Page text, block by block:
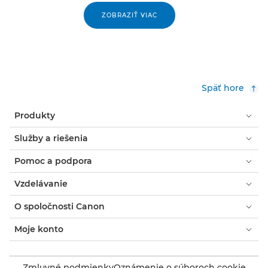
ZOBRAZIŤ VIAC
Späť hore
Produkty
Služby a riešenia
Pomoc a podpora
Vzdelávanie
O spoločnosti Canon
Moje konto